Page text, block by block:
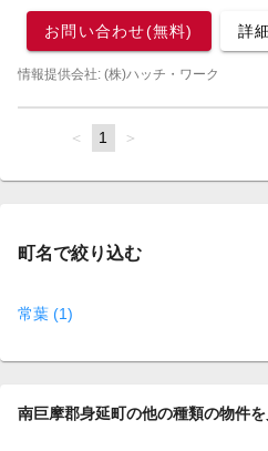
お問い合わせ(無料) 詳
情報提供会社: (株)ハッチ・ワーク
page
You're
page
1 page
町名で絞り込む
常葉 (1)
南巨摩郡身延町の他の種類の物件